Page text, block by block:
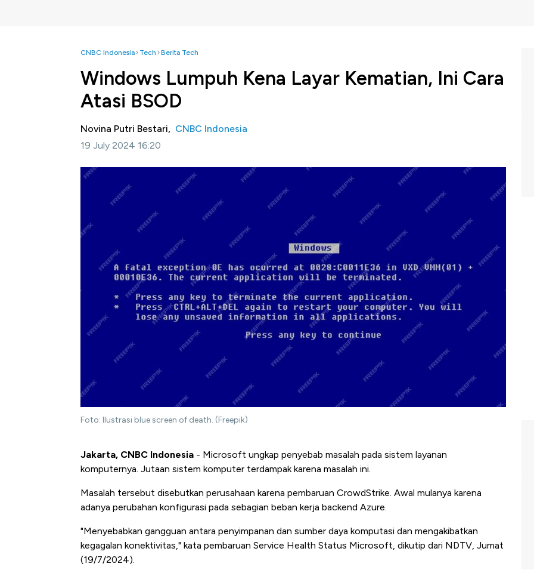
CNBC Indonesia Tech Berita Tech
Windows Lumpuh Kena Layar Kematian, Ini Cara
Atasi BSOD
Novina Putri Bestari, CNBC Indonesia
19 July 2024 16:20
Foto: Ilustrasi blue screen of death. (Freepik)
Jakarta, CNBC Indonesia - Microsoft ungkap penyebab masalah pada sistem layanan
komputernya. Jutaan sistem komputer terdampak karena masalah ini.
Masalah tersebut disebutkan perusahaan karena pembaruan CrowdStrike. Awal mulanya karena
adanya perubahan konfigurasi pada sebagian beban kerja backend Azure.
"Menyebabkan gangguan antara penyimpanan dan sumber daya komputasi dan mengakibatkan
kegagalan konektivitas," kata pembaruan Service Health Status Microsoft, dikutip dari NDTV, Jumat
(19/7/2024).